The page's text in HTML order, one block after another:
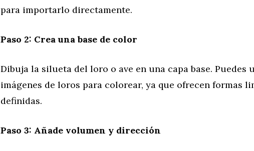
para importarlo directamente.
Paso 2: Crea una base de color
Dibuja la silueta del loro o ave en una capa base. Puedes
imágenes de loros para colorear, ya que ofrecen formas
definidas.
Paso 3: Añade volumen y dirección